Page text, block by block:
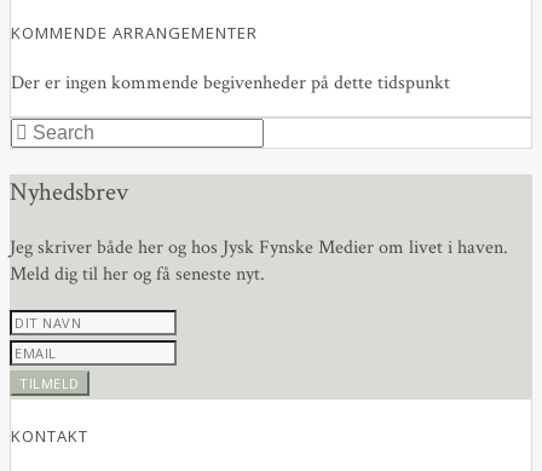
KOMMENDE ARRANGEMENTER
Der er ingen kommende begivenheder på dette tidspunkt
Nyhedsbrev
Jeg skriver både her og hos Jysk Fynske Medier om livet i haven.
Meld dig til her og få seneste nyt.
KONTAKT